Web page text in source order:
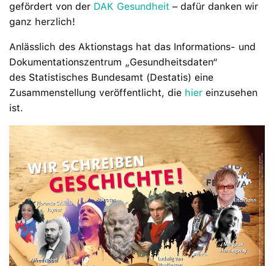
gefördert von der DAK Gesundheit – dafür danken wir
ganz herzlich!
Anlässlich des Aktionstags hat das Informations- und
Dokumentationszentrum „Gesundheitsdaten“
des Statistisches Bundesamt (Destatis) eine
Zusammenstellung veröffentlicht, die hier einzusehen
ist.